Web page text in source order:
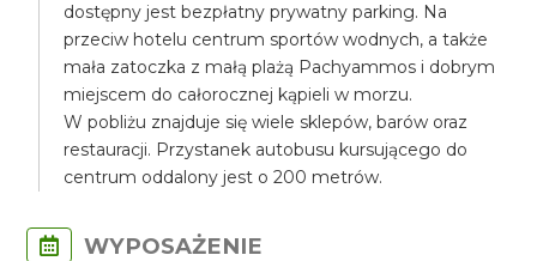
dostępny jest bezpłatny prywatny parking. Na
przeciw hotelu centrum sportów wodnych, a także
mała zatoczka z małą plażą Pachyammos i dobrym
miejscem do całorocznej kąpieli w morzu.
W pobliżu znajduje się wiele sklepów, barów oraz
restauracji. Przystanek autobusu kursującego do
centrum oddalony jest o 200 metrów.
WYPOSAŻENIE